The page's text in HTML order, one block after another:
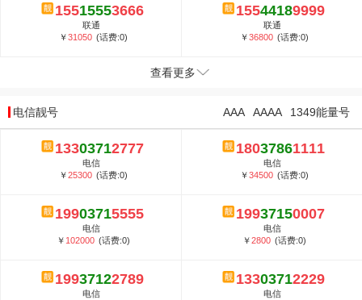
15515553666
联通
￥31050 (话费:0)
15544189999
联通
￥36800 (话费:0)
查看更多
电信靓号 1349能量号
AAAA
AAA
13303712777
电信
￥25300 (话费:0)
18037861111
电信
￥34500 (话费:0)
19903715555
电信
￥ 102000 (话费:0)
19937150007
电信
￥2800 (话费:0)
19937122789
电信
13303712229
电信